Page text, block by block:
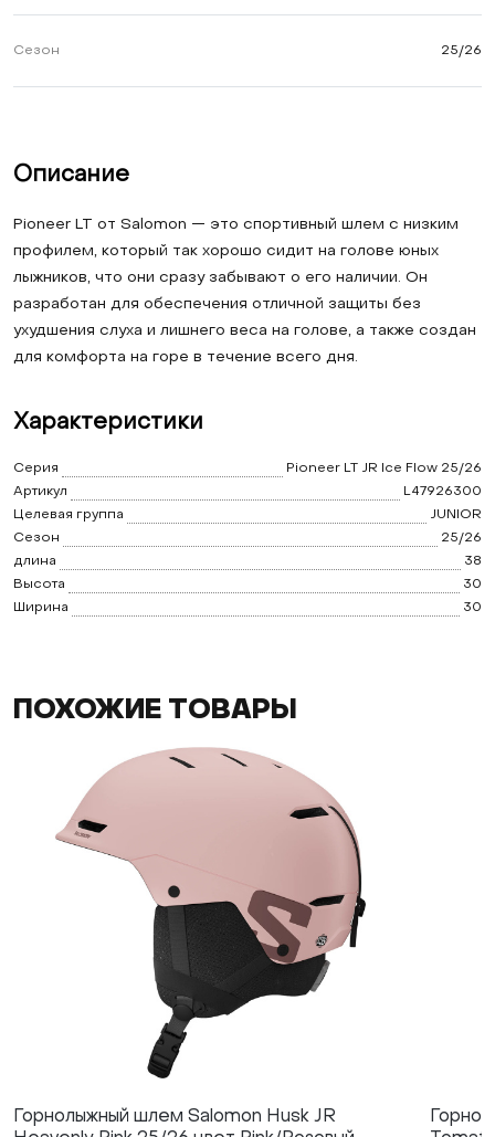
Сезон 25/26
Описание
Pioneer LT от Salomon — это спортивный шлем с низким
профилем, который так хорошо сидит на голове юных
лыжников, что они сразу забывают о его наличии. Он
разработан для обеспечения отличной защиты без
ухудшения слуха и лишнего веса на голове, а также создан
для комфорта на горе в течение всего дня.
Характеристики
Серия
Pioneer LT JR Ice Flow 25/26
Артикул
L47926300
Целевая группа
JUNIOR
Сезон
25/26
длина
38
Высота
30
Ширина
30
ПОХОЖИЕ ТОВАРЫ
Горнолыжный шлем Salomon Husk JR